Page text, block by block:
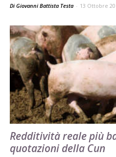
Di Giovanni Battista Testa - 13 Ottobre
Redditività reale più
quotazioni della Cun